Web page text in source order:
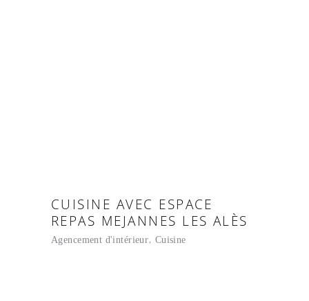
CUISINE AVEC ESPACE
REPAS MEJANNES LES ALÈS
Agencement d'intérieur Cuisine